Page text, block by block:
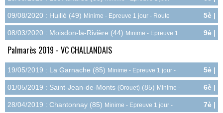
Route
3.0pts
09/08/2020 : Huillé (49) Minime - Epreuve 1 jour - Route
5è |
3.6pts
08/03/2020 : Moisdon-la-Rivière (44) Minime - Epreuve 1
9è |
2.1pts
Palmarès 2019 - VC CHALLANDAIS
19/05/2019 : La Garnache (85) Minime - Epreuve 1 jour -
Route
5è |
6.0pts
01/05/2019 : Saint-Jean-de-Monts (Orouet) (85) Minime -
Epreuve 1 jour - Route
6è |
5.0pts
28/04/2019 : Chantonnay (85) Minime - Epreuve 1 jour -
7è |